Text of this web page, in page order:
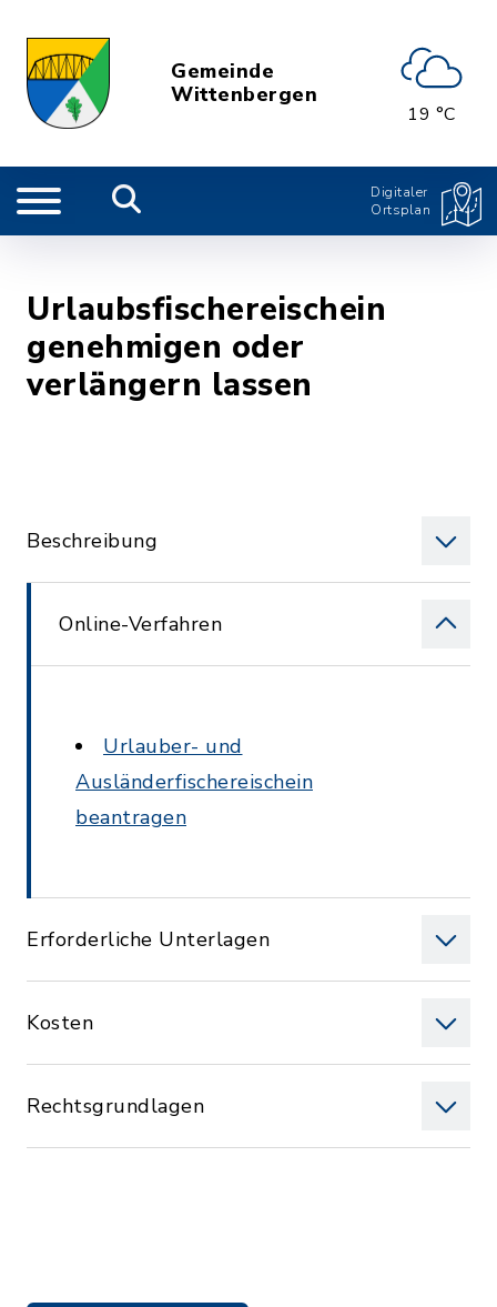
Gemeinde
Wittenbergen
19 °C
Digitaler
Ortsplan
Urlaubsfischereischein
genehmigen oder
verlängern lassen
Beschreibung
Online-Verfahren
Urlauber- und
Ausländerfischereischein
beantragen
Erforderliche Unterlagen
Kosten
Rechtsgrundlagen